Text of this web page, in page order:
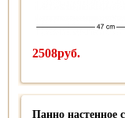
2508руб.
Панно